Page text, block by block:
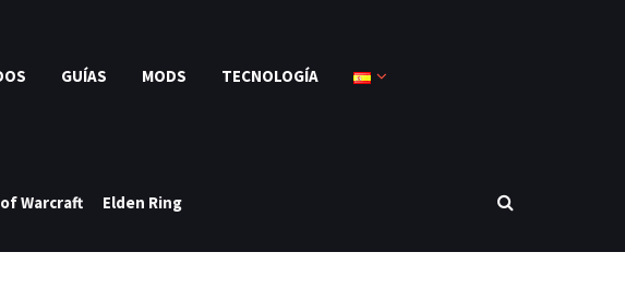
GUÍAS MODS TECNOLOGÍA
Warcraft Elden Ring